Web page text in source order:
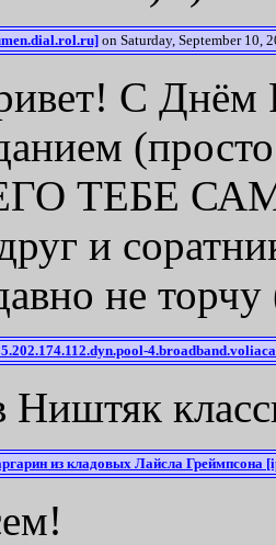
on Saturday, September 10,
С Днём
ТЕБЕ
и
не
Ништяк
из кладовых Лайсла Греймпсона